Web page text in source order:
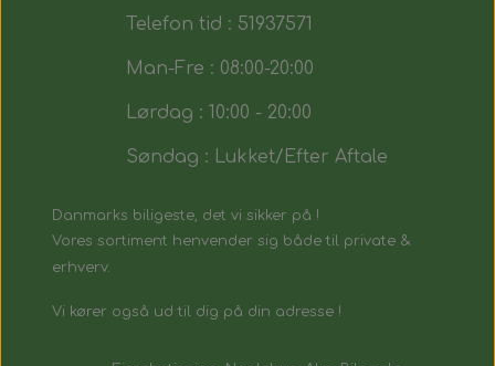
Telefon tid : 51937571
Man-Fre : 08:00-20:00
Lørdag : 10:00 - 20:00
Søndag : Lukket/Efter Aftale
Danmarks biligeste, det vi sikker på !
Vores sortiment henvender sig både til private &
erhverv.
Vi kører også ud til dig på din adresse !